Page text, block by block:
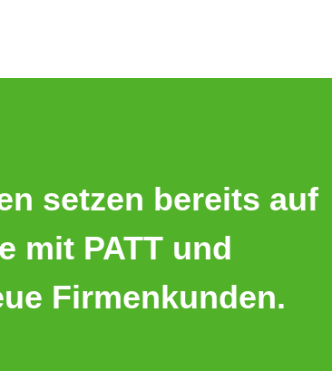
setzen bereits auf
mit PATT und
Firmenkunden.